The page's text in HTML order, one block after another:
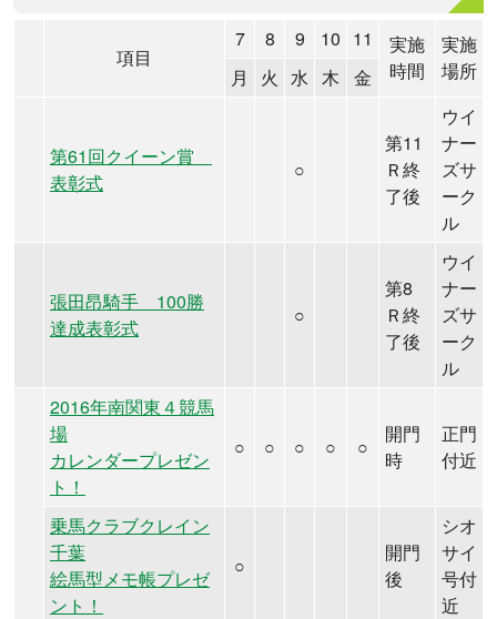
項目
7 8 9 10 11
実施
時間
実施
場所
月 火 水 木 金
第61回クイーン賞
表彰式
○
第11
Ｒ終
了後
ウイ
ナー
ズサ
ーク
ル
張田昂騎手 100勝
達成表彰式
○
第8
Ｒ終
了後
ウイ
ナー
ズサ
ーク
ル
2016年南関東４競馬
場
カレンダープレゼン
ト！
○ ○ ○ ○ ○
開門
時
正門
付近
乗馬クラブクレイン
千葉
絵馬型メモ帳プレゼ
ント！
○
開門
後
シオ
サイ
号付
近